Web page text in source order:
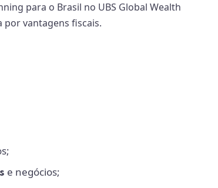
para o Brasil no UBS Global Wealth
por vantagens fiscais.
e negócios;